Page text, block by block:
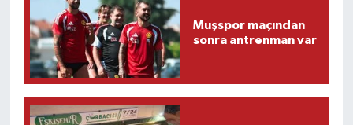
Muşspor maçından
sonra antrenman var